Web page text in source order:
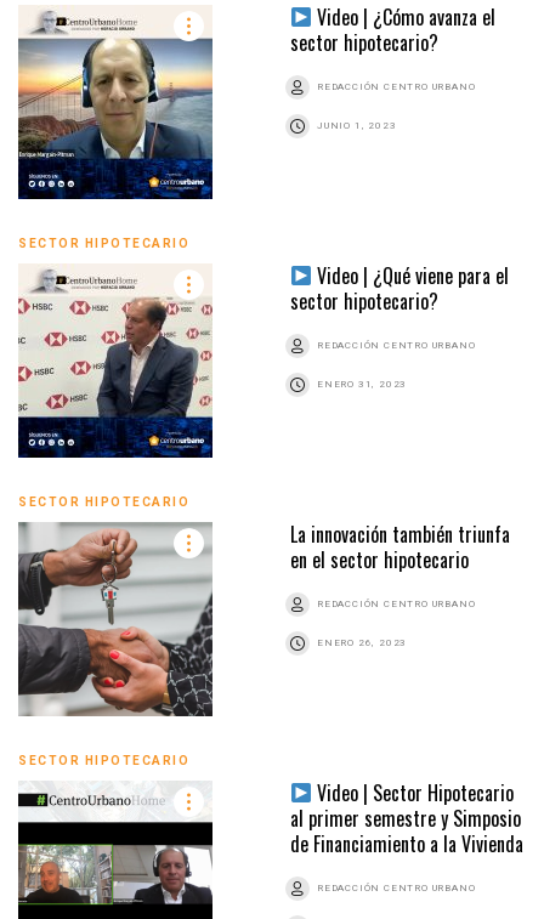
Video | ¿Cómo avanza el
sector hipotecario?
REDACCIÓN CENTRO URBANO
JUNIO 1, 2023
SECTOR HIPOTECARIO
Video | ¿Qué viene para el
sector hipotecario?
REDACCIÓN CENTRO URBANO
ENERO 31, 2023
SECTOR HIPOTECARIO
La innovación también triunfa
en el sector hipotecario
REDACCIÓN CENTRO URBANO
ENERO 26, 2023
SECTOR HIPOTECARIO
Video | Sector Hipotecario
al primer semestre y Simposio
de Financiamiento a la Vivienda
REDACCIÓN CENTRO URBANO